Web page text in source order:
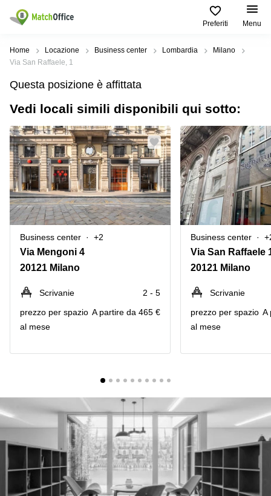
Preferiti Menu
Dare in locazione e affittare
Tipologie di
locali
Ufficio
Business
Center
Coworking
Sala
Riunioni
Virtuale
Zone
Popolari
Genova
Milano
Treviso
Palermo
Bari
Torino
Firenze
Pescara
Verona
Napoli
Ricerche
popolari
Coworking
Lazio
Coworking
Bologna
Uffici
in
affitto a
Vicenza
Coworking
Palermo
Uffici
in
affitto a
Pescara
Coworking
Lombardy
Milano
center
Roma
Coworking
Campania
Aiuto
Chi Siamo
Metti in elenco il tuo ufficio
Prezzo
Accesso
Home Locazione Business center Lombardia
Milano
Via San Raffaele, 1
Questa posizione è affittata
Vedi locali simili disponibili qui sotto:
Business center +2
Via Mengoni 4
20121 Milano
Scrivanie
2 - 5
prezzo per spazio
al mese
A partire da 465 €
Business center
20121 Milano
Scrivanie
prezzo per spazio
al mese
A